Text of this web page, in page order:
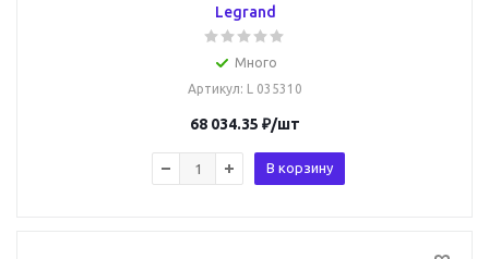
Legrand
Много
Артикул: L 035310
68 034.35 ₽/шт
В корзину